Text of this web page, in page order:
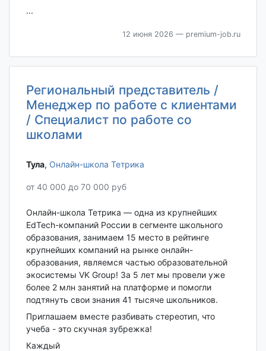
...
12 июня 2026 — premium-job.ru
Региональный представитель /
Менеджер по работе с клиентами
/ Специалист по работе со
школами
Тула‎, Онлайн-школа Тетрика
от 40 000 до 70 000 руб
Онлайн-школа Тетрика — одна из крупнейших
EdTech-компаний России в сегменте школьного
образования, занимаем 15 место в рейтинге
крупнейших компаний на рынке онлайн-
образования, являемся частью образовательной
экосистемы VK Group! За 5 лет мы провели уже
более 2 млн занятий на платформе и помогли
подтянуть свои знания 41 тысяче школьников.
Приглашаем вместе разбивать стереотип, что
учеба - это скучная зубрежка!
Каждый